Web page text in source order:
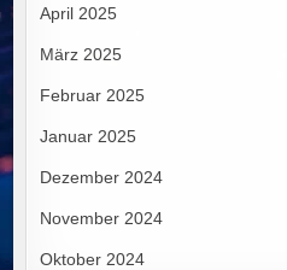
April 2025
März 2025
Februar 2025
Januar 2025
Dezember 2024
November 2024
Oktober 2024